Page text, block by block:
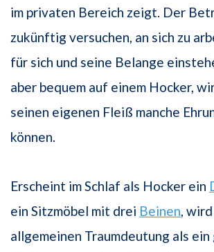
im privaten Bereich zeigt. Der
zukünftig versuchen, an sich zu
für sich und seine Belange
aber bequem auf einem Hocker,
seinen eigenen Fleiß manche
können.
Erscheint im Schlaf als Hocker ein
ein Sitzmöbel mit drei Beinen,
allgemeinen Traumdeutung als ein